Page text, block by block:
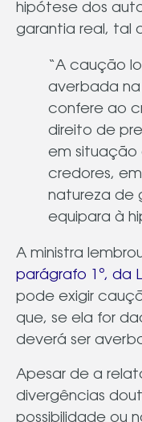
hipótese dos
garantia real, tal
“A caução
averbada
confere ao
direito de
em situação
credores,
natureza de
equipara à
A ministra
parágrafo 1º, da
pode exigir
que, se ela for
deverá ser
Apesar de a
divergências
possibilidade ou